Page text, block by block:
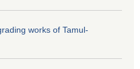
works of Tamul-